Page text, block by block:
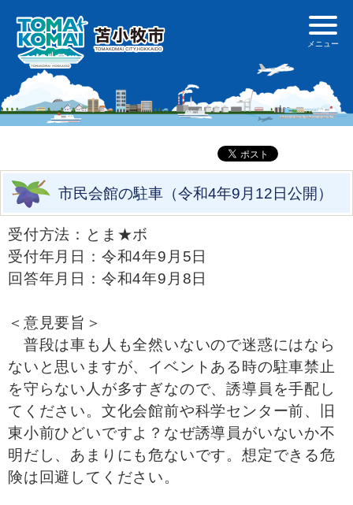
市民会館の駐車（令和4年9月12日公開）
受付方法：とま★ボ
受付年月日：令和4年9月5日
回答年月日：令和4年9月8日
＜意見要旨＞
普段は車も人も全然いないので迷惑にはなら
ないと思いますが、イベントある時の駐車禁止
を守らない人が多すぎなので、誘導員を手配し
てください。文化会館前や科学センター前、旧
東小前ひどいですよ？なぜ誘導員がいないか不
明だし、あまりにも危ないです。想定できる危
険は回避してください。